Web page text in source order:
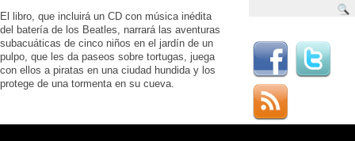
El libro, que incluirá un CD con música inédita
del batería de los Beatles, narrará las aventuras
subacuáticas de cinco niños en el jardín de un
pulpo, que les da paseos sobre tortugas, juega
con ellos a piratas en una ciudad hundida y los
protege de una tormenta en su cueva.